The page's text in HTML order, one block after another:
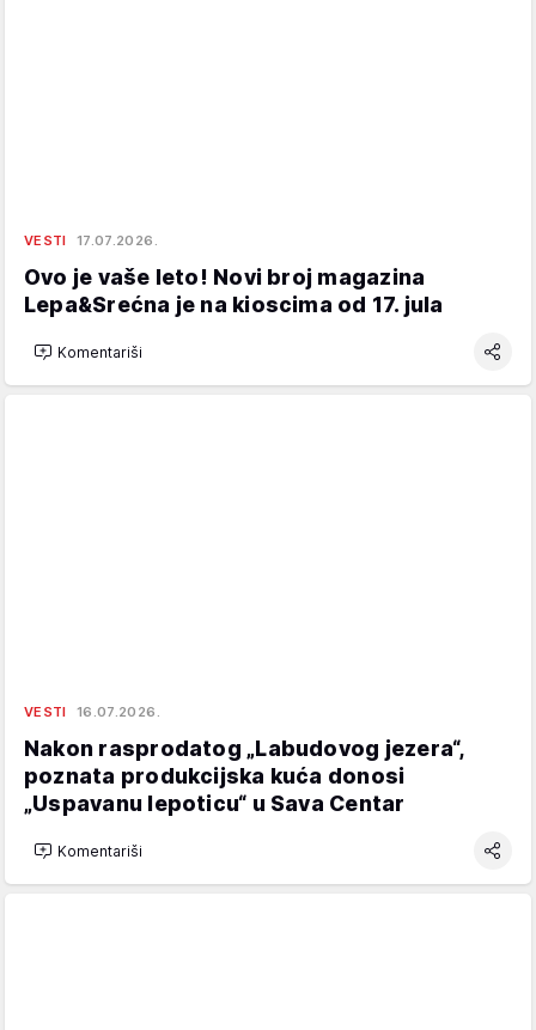
VESTI 17.07.2026.
Ovo je vaše leto! Novi broj magazina
Lepa&Srećna je na kioscima od 17. jula
Komentariši
VESTI 16.07.2026.
Nakon rasprodatog „Labudovog jezera“,
poznata produkcijska kuća donosi
„Uspavanu lepoticu“ u Sava Centar
Komentariši